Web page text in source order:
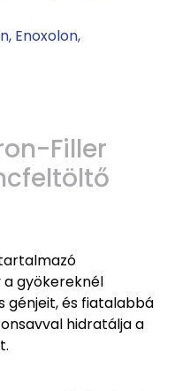
Enoxolon
Filler
gyökereknél
génjeit, és fiatalabbá
hidratálja a